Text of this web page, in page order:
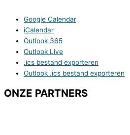
Google Calendar
iCalendar
Outlook 365
Outlook Live
.ics bestand exporteren
Outlook .ics bestand exporteren
ONZE PARTNERS